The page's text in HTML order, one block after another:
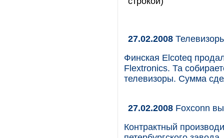
27.02.2008
Финская Elcoteq
Flextronics. Та
телевизоры. Сумма
27.02.2008 Foxconn
Контрактный